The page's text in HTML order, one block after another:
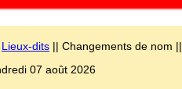
Lieux-dits || Changements de nom ||
07 août 2026